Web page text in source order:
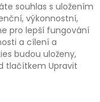
souhlas s uložením
výkonnostní,
pro lepší fungování
a cílení a
budou uloženy,
tlačítkem Upravit